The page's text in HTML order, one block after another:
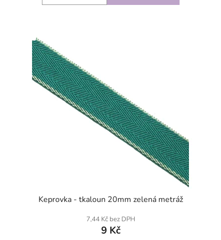
Keprovka - tkaloun 20mm zelená metráž
7,44 Kč bez DPH
9 Kč